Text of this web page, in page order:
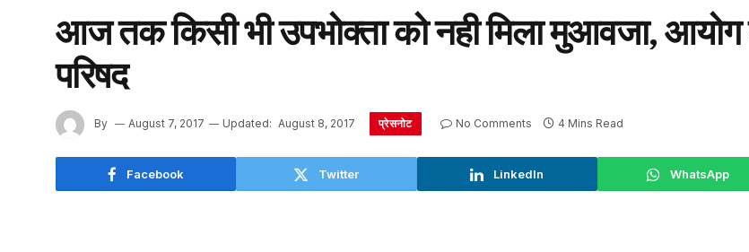
आज तक किसी भी उपभोक्ता को नही मिला मुआवजा, आयोग
परिषद
By August 7, 2017 Updated: August 8, 2017 प्रेसनोट No Comments 4 Mins Read
Facebook Twitter LinkedIn WhatsApp